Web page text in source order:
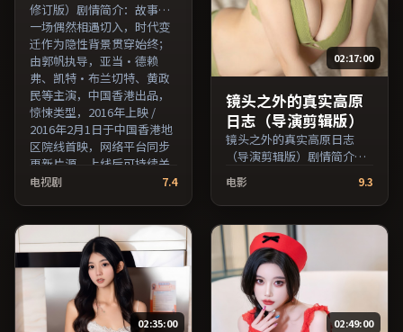
修订版）剧情简介：故事从
一场偶然相遇切入，时代变
迁作为隐性背景贯穿始终；
由郭帆执导，亚当·德赖
弗、凯特·布兰切特、黄政
民等主演，中国香港出品，
惊悚类型，2016年上映 /
2016年2月1日于中国香港地
区院线首映，网络平台同步
更新片源。上线后可持续关
注影片评分与观众口碑走
电视剧 7.4
02:17:00
镜头之外的真实高原
日志（导演剪辑版）
镜头之外的真实高原日志
（导演剪辑版）剧情简介：
叙事线索在城市与乡野之间
往返，亲情线与友情线并行
推进；由韦家辉执导，马修
·麦康纳、黄政民、张子枫
等主演，中国香港出品，传
记类型，2023年上映 / 2023
年10月7日于中国香港地区院
线首映，网络平台同步更新
片源。若你偏爱节奏不急
躁、人物立体的作品，值得
电影 9.3
02:35:00 02:49:00